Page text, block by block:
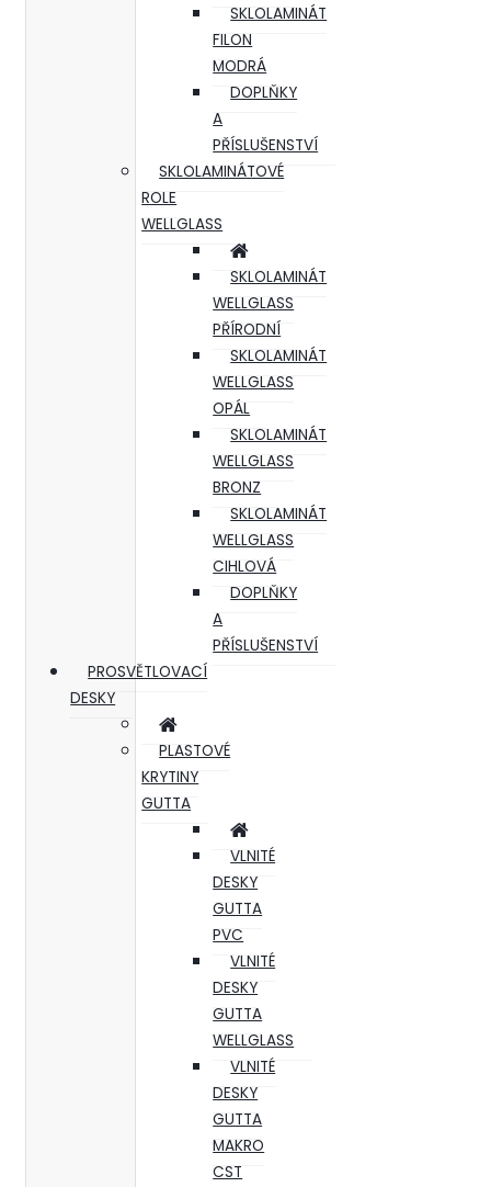
SKLOLAMINÁT
FILON
MODRÁ
DOPLŇKY
A
PŘÍSLUŠENSTVÍ
SKLOLAMINÁTOVÉ
ROLE
WELLGLASS
SKLOLAMINÁT
WELLGLASS
PŘÍRODNÍ
SKLOLAMINÁT
WELLGLASS
OPÁL
SKLOLAMINÁT
WELLGLASS
BRONZ
SKLOLAMINÁT
WELLGLASS
CIHLOVÁ
DOPLŇKY
A
PŘÍSLUŠENSTVÍ
PROSVĚTLOVACÍ
DESKY
PLASTOVÉ
KRYTINY
GUTTA
VLNITÉ
DESKY
GUTTA
PVC
VLNITÉ
DESKY
GUTTA
WELLGLASS
VLNITÉ
DESKY
GUTTA
MAKRO
CST